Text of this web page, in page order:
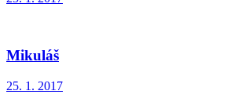
Mikuláš
25. 1. 2017